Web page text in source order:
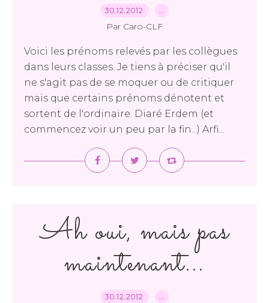
30.12.2012 …
Par Caro-CLF
Voici les prénoms relevés par les collègues
dans leurs classes. Je tiens à préciser qu'il
ne s'agit pas de se moquer ou de critiquer
mais que certains prénoms dénotent et
sortent de l'ordinaire. Diaré Erdem (et
commencez voir un peu par la fin...) Arfi...
Ah oui, mais pas
maintenant...
30.12.2012 …